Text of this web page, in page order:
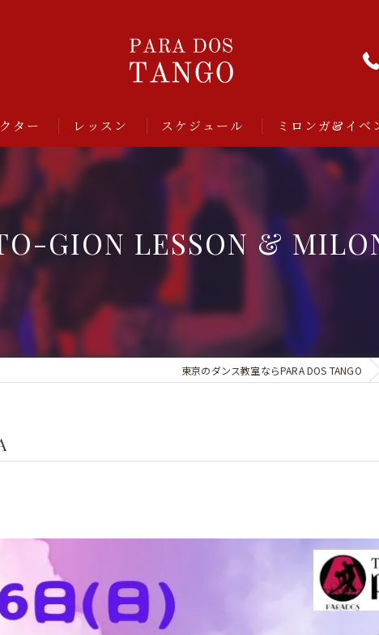
ター レッスン スケジュール ミロンガ&イベ
GION LESSON &
東京のダンス教室ならPARA DOS TANGO